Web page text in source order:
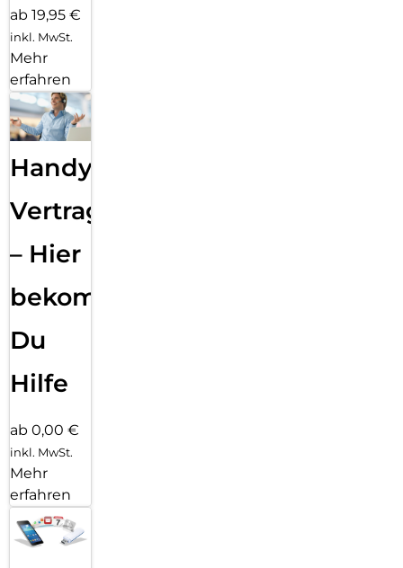
ab 19,95 €
inkl. MwSt.
Mehr
erfahren
Handy
Vertragsabwicklung
– Hier
bekommst
Du
Hilfe
ab 0,00 €
inkl. MwSt.
Mehr
erfahren